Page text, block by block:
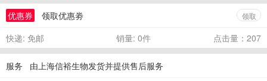
优惠券 领取优惠劵 领取
快递: 免邮 销量: 0件 点击量：207
服务 由上海信裕生物发货并提供售后服务